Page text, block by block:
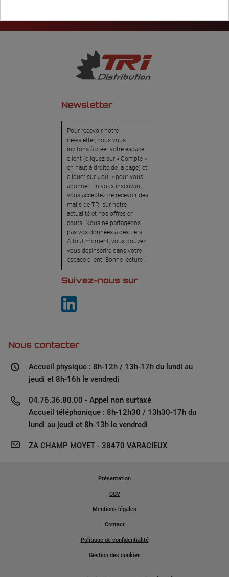
Newsletter
Pour recevoir notre
newsletter, nous vous
invitons à créer votre espace
client (cliquez sur « Compte »
en haut à droite de la page) et
cliquer sur « oui » pour vous
abonner. En vous inscrivant,
vous acceptez de recevoir des
mails de TRI sur notre
actualité et nos offres en
cours. Nous ne partageons
pas vos données à des tiers.
A tout moment, vous pouvez
vous désinscrire dans votre
espace client. Bonne lecture !
Suivez-nous sur
Nous contacter
Accueil physique : 8h-12h / 13h-17h du lundi au
jeudi et 8h-16h le vendredi
04.76.36.80.00 - Appel non surtaxé
Accueil téléphonique : 8h-12h30 / 13h30-17h du
lundi au jeudi et 8h-13h le vendredi
ZA CHAMP MOYET - 38470 VARACIEUX
Présentation
CGV
Mentions légales
Contact
Politique de confidentialité
Gestion des cookies